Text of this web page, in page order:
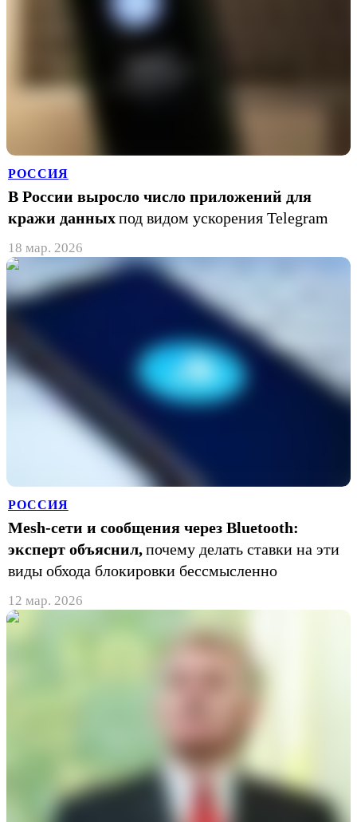
РОССИЯ
В России выросло число приложений для
кражи данныхпод видом ускорения Telegram
18 мар. 2026
РОССИЯ
Mesh-сети и сообщения через Bluetooth:
эксперт объяснил,почему делать ставки на эти
виды обхода блокировки бессмысленно
12 мар. 2026